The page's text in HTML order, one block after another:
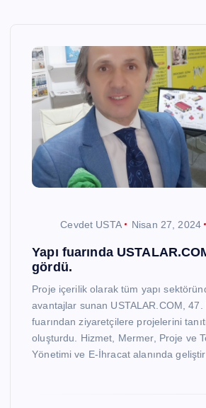
Cevdet USTA Nisan 27, 2024
Yapı fuarında
gördü.
Proje içerilik olarak tüm yapı
avantajlar sunan USTALAR.COM, 47.
fuarından ziyaretçilere projelerini
oluşturdu. Hizmet, Mermer, Proje ve
Yönetimi ve E-İhracat alanında